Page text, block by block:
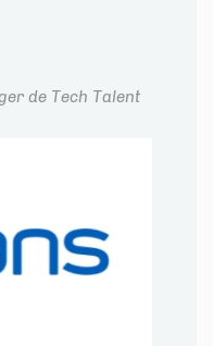
de Tech Talent